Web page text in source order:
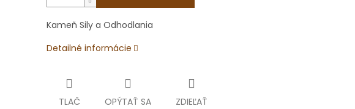
Kameň Sily a Odhodlania
Detailné informácie
TLAČ OPÝTAŤ SA ZDIEĽAŤ